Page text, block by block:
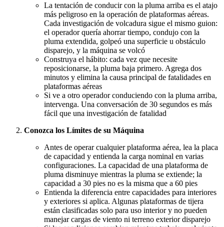
La tentación de conducir con la pluma arriba es el atajo
más peligroso en la operación de plataformas aéreas.
Cada investigación de volcadura sigue el mismo guion:
el operador quería ahorrar tiempo, condujo con la
pluma extendida, golpeó una superficie u obstáculo
disparejo, y la máquina se volcó
Construya el hábito: cada vez que necesite
reposicionarse, la pluma baja primero. Agrega dos
minutos y elimina la causa principal de fatalidades en
plataformas aéreas
Si ve a otro operador conduciendo con la pluma arriba,
intervenga. Una conversación de 30 segundos es más
fácil que una investigación de fatalidad
Conozca los Límites de su Máquina
Antes de operar cualquier plataforma aérea, lea la placa
de capacidad y entienda la carga nominal en varias
configuraciones. La capacidad de una plataforma de
pluma disminuye mientras la pluma se extiende; la
capacidad a 30 pies no es la misma que a 60 pies
Entienda la diferencia entre capacidades para interiores
y exteriores si aplica. Algunas plataformas de tijera
están clasificadas solo para uso interior y no pueden
manejar cargas de viento ni terreno exterior disparejo